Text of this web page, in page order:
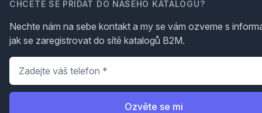
CHCETE SE PŘIDAT DO NAŠEHO KATALOGU?
Nechte nám na sebe kontakt a my se vám ozveme s
jak se zaregistrovat do sítě katalogů B2M.
Telefon
Ozvěte se mi